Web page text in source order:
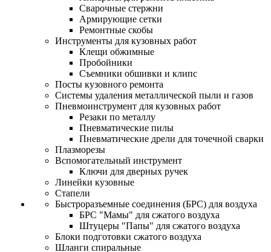
Сварочные стержни
Армирующие сетки
Ремонтные скобы
Инструменты для кузовных работ
Клещи обжимные
Пробойники
Съемники обшивки и клипс
Посты кузовного ремонта
Системы удаления металлической пыли и газов
Пневмоинструмент для кузовных работ
Резаки по металлу
Пневматические пилы
Пневматические дрели для точечной сварки
Плазморезы
Вспомогательный инструмент
Ключи для дверных ручек
Линейки кузовные
Стапели
Быстроразъемные соединения (БРС) для воздуха
БРС "Мамы" для сжатого воздуха
Штуцеры "Папы" для сжатого воздуха
Блоки подготовки сжатого воздуха
Шланги спиральные